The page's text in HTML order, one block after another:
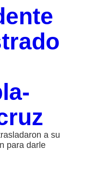
a su
para darle